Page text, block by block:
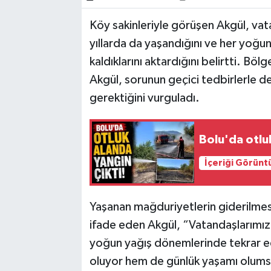
Köy sakinleriyle görüşen Akgül,
yıllarda da yaşandığını ve her
kaldıklarını aktardığını belirtti.
Akgül, sorunun geçici tedbirlerle
gerektiğini vurguladı.
Bolu'da
İçeriği
Yaşanan mağduriyetlerin
ifade eden Akgül,
yoğun yağış dönemlerinde tekrar
oluyor hem de günlük yaşamı